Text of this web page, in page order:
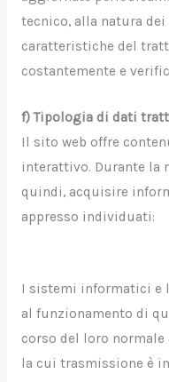
tecnico, alla natura
caratteristiche del
costantemente e
f) Tipologia di dati
Il sito web offre
interattivo. Durante la
quindi, acquisire
appresso individuati:
I sistemi informatici e
al funzionamento di
corso del loro
la cui trasmissione è